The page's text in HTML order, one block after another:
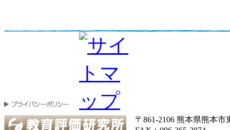
〒861-2106 熊本県熊本市